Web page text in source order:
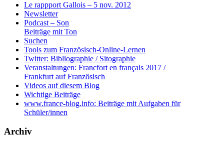
Le rappport Gallois – 5 nov. 2012
Newsletter
Podcast – Son
Beiträge mit Ton
Suchen
Tools zum Französisch-Online-Lernen
Twitter: Bibliographie / Sitographie
Veranstaltungen: Francfort en français 2017 /
Frankfurt auf Französisch
Videos auf diesem Blog
Wichtige Beiträge
www.france-blog.info: Beiträge mit Aufgaben für
Schüler/innen
Archiv